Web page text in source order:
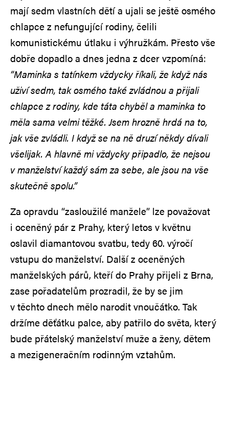
mají sedm vlastních dětí a ujali se ještě osmého
chlapce z nefungující rodiny, čelili
komunistickému útlaku i výhružkám. Přesto vše
dobře dopadlo a dnes jedna z dcer vzpomíná:
“Maminka s tatínkem vždycky říkali, že když nás
uživí sedm, tak osmého také zvládnou a přijali
chlapce z rodiny, kde táta chyběl a maminka to
měla sama velmi těžké. Jsem hrozně hrdá na to,
jak vše zvládli. I když se na ně druzí někdy dívali
všelijak. A hlavně mi vždycky připadlo, že nejsou
v manželství každý sám za sebe, ale jsou na vše
skutečně spolu.”
Za opravdu “zasloužilé manžele” lze považovat
i oceněný pár z Prahy, který letos v květnu
oslavil diamantovou svatbu, tedy 60. výročí
vstupu do manželství. Další z oceněných
manželských párů, kteří do Prahy přijeli z Brna,
zase pořadatelům prozradil, že by se jim
v těchto dnech mělo narodit vnoučátko. Tak
držíme děťátku palce, aby patřilo do světa, který
bude přátelský manželství muže a ženy, dětem
a mezigeneračním rodinným vztahům.